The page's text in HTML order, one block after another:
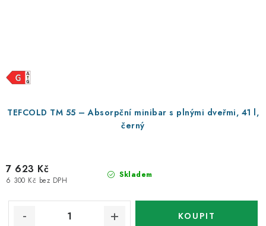
TEFCOLD TM 55 – Absorpční minibar s plnými dveřmi, 41 l,
černý
Skladem
6 300 Kč bez DPH
7 623 Kč